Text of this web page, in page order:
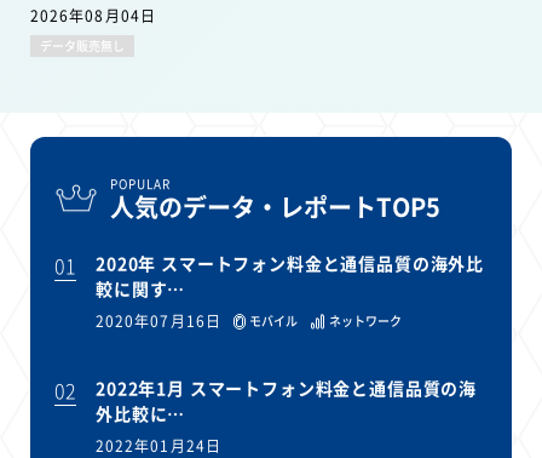
2026年08月04日
データ販売無し
POPULAR
人気のデータ・レポートTOP5
01
2020年 スマートフォン料金と通信品質の海外比
較に関す…
2020年07月16日 モバイル ネットワーク
02
2022年1月 スマートフォン料金と通信品質の海
外比較に…
2022年01月24日